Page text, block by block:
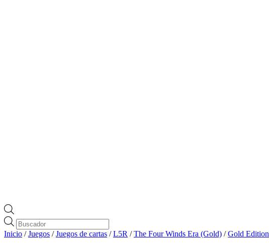
Búsqueda
de
productos
Inicio /Juegos /Juegos de cartas /L5R /The Four Winds Era (Gold) /Gold Edition